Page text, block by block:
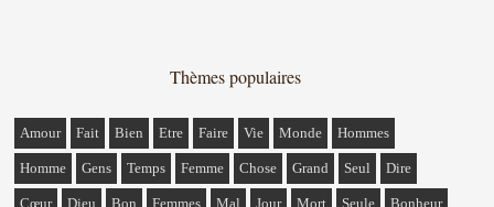
Thèmes populaires
Amour Fait Bien Etre Faire Vie Monde Hommes
Homme Gens Temps Femme Chose Grand Seul Dire
Cœur Dieu Bon Femmes Mal Jour Mort Seule Bonheur